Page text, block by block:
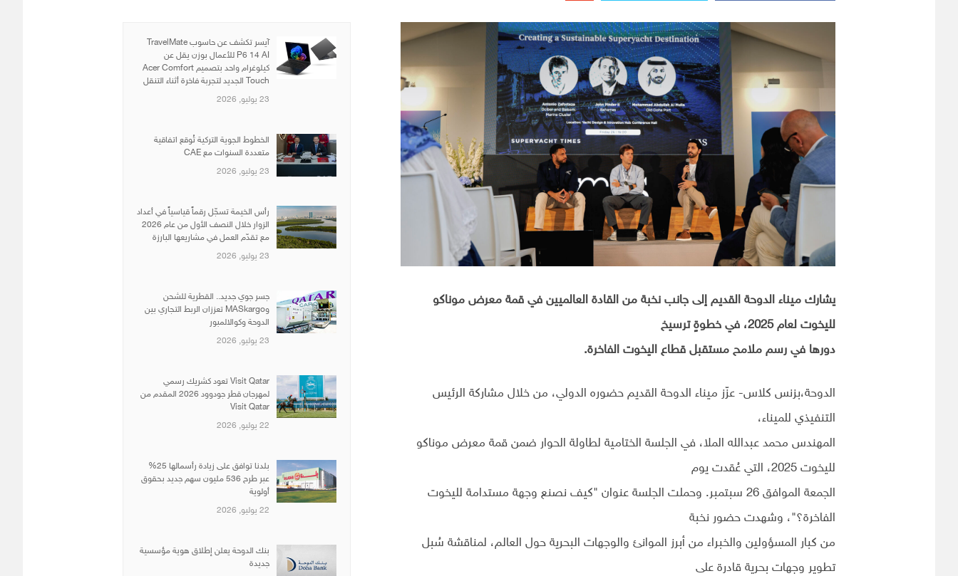
يشارك ميناء الدوحة القديم إلى جانب نخبة من القادة العالميين في قمة معرض موناكو
لليخوت لعام 2025، في خطوةٍ ترسيخ
دورها في رسم ملامح مستقبل قطاع اليخوت الفاخرة.
الدوحة،بزنس كلاس- عزّز ميناء الدوحة القديم حضوره الدولي، من خلال مشاركة الرئيس
التنفيذي للميناء،
المهندس محمد عبدالله الملا، في الجلسة الختامية لطاولة الحوار ضمن قمة معرض موناكو
لليخوت 2025، التي عُقدت يوم
الجمعة الموافق 26 سبتمبر. وحملت الجلسة عنوان "كيف نصنع وجهة مستدامة لليخوت
الفاخرة؟"، وشهدت حضور نخبة
من كبار المسؤولين والخبراء من أبرز الموانئ والوجهات البحرية حول العالم، لمناقشة سُبل
تطوير وجهات بحرية قادرة على
آيسر تكشف عن حاسوب TravelMate
P6 14 AI للأعمال بوزن يقل عن
كيلوغرام واحد بتصميم Acer Comfort
Touch الجديد لتجربة فاخرة أثناء التنقل
23 يوليو, 2026
الخطوط الجوية التركية تُوقع اتفاقية
متعددة السنوات مع CAE
23 يوليو, 2026
رأس الخيمة تسجّل رقماً قياسياً في أعداد
الزوار خلال النصف الأول من عام 2026
مع تقدّم العمل في مشاريعها البارزة
23 يوليو, 2026
جسر جوي جديد.. القطرية للشحن
وMASkargo تعززان الربط التجاري بين
الدوحة وكوالالمبور
23 يوليو, 2026
Visit Qatar تعود كشريك رسمي
لمهرجان قطر جودوود 2026 المقدم من
Visit Qatar
22 يوليو, 2026
بلدنا توافق على زيادة رأسمالها 25%
عبر طرح 536 مليون سهم جديد بحقوق
أولوية
22 يوليو, 2026
بنك الدوحة يعلن إطلاق هوية مؤسسية
جديدة